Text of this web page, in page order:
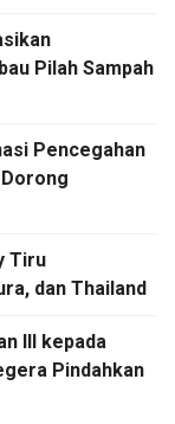
Pilah Sampah
Pencegahan
Tiru
dan Thailand
III kepada
Pindahkan